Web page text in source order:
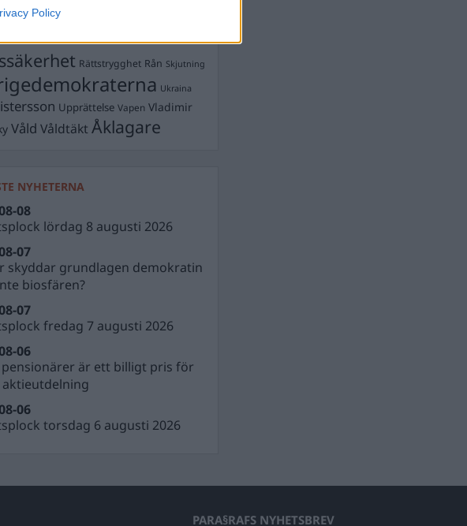
Policy
Petter Inedahl
RasismRicard A R Nilsson
Rättstrygghet Rån Skjutning
Ukraina
Upprättelse Vapen Vladimir
Våld Våldtäkt Åklagare
NYHETERNA
lördag 8 augusti 2026
08
skyddar grundlagen demokratin
biosfären?
07
fredag 7 augusti 2026
07
pensionärer är ett billigt pris för
aktieutdelning
06
torsdag 6 augusti 2026
06
PARA§RAFS NYHETSBREV